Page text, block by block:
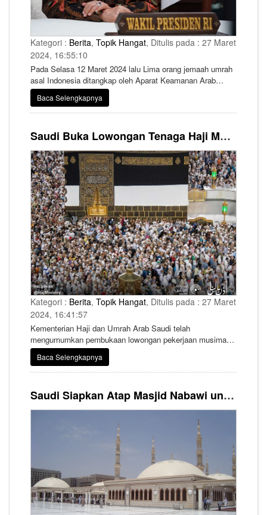
Kategori : Berita, Topik Hangat, Ditulis pada : 27 Maret
2024, 16:55:10
Pada Selasa 12 Maret 2024 lalu Lima orang jemaah umrah
asal Indonesia ditangkap oleh Aparat Keamanan Arab
Saudi pada Selasa 12 Maret 2024 di Makkah sekitar pukul
22.13 WAS. Kelimanya ditangkap secara sepihak oleh
Polisi Saudi karena dituduh melakukan praktik berjualan
Baca Selengkapnya
Saudi Buka Lowongan Tenaga Haji Musiman, Ini Posisi yang Tersedia!
Kategori : Berita, Topik Hangat, Ditulis pada : 27 Maret
2024, 16:41:57
Kementerian Haji dan Umrah Arab Saudi telah
mengumumkan pembukaan lowongan pekerjaan musiman
terkait haji mendatang.
Baca Selengkapnya
Saudi Siapkan Atap Masjid Nabawi untuk Tampung Ibadah 90 Ribu Jemaah saat Ramadhan